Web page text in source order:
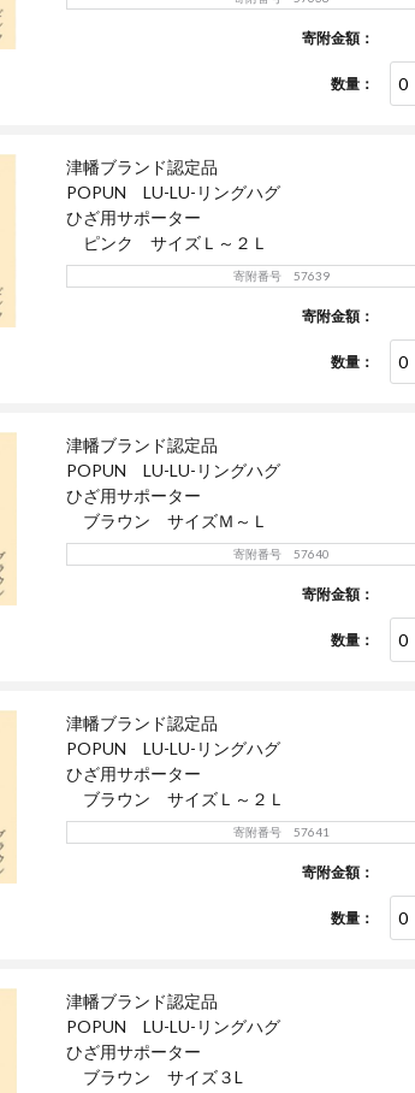
寄附金額：
数量：
津幡ブランド認定品
POPUN LU-LU-リングハグ
ひざ用サポーター
ピンク サイズＬ～２Ｌ
寄附番号 57639
寄附金額：
数量：
津幡ブランド認定品
POPUN LU-LU-リングハグ
ひざ用サポーター
ブラウン サイズＭ～Ｌ
寄附番号 57640
寄附金額：
数量：
津幡ブランド認定品
POPUN LU-LU-リングハグ
ひざ用サポーター
ブラウン サイズＬ～２Ｌ
寄附番号 57641
寄附金額：
数量：
津幡ブランド認定品
POPUN LU-LU-リングハグ
ひざ用サポーター
ブラウン サイズ３L